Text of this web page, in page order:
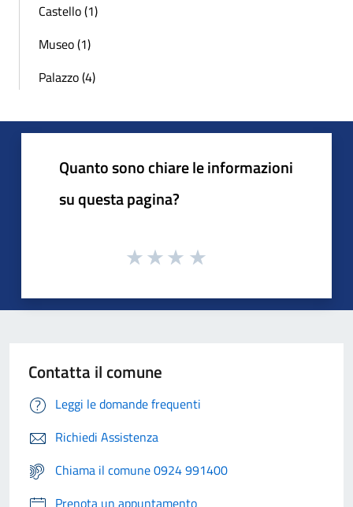
Castello (1)
Museo (1)
Palazzo (4)
Quanto sono chiare le informazioni
su questa pagina?
Contatta il comune
Leggi le domande frequenti
Richiedi Assistenza
Chiama il comune 0924 991400